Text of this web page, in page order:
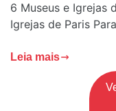
6 Museus e Igrejas
​Igrejas​ ​de​ ​Paris​
Leia mais